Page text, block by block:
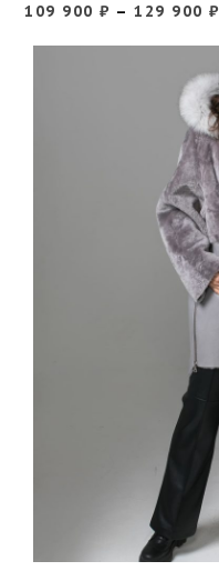
109 900₽ – 129 900₽